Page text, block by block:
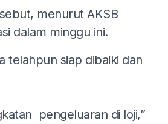
menurut AKSB
dalam minggu ini.
telahpun siap dibaiki dan
pengeluaran di loji,”